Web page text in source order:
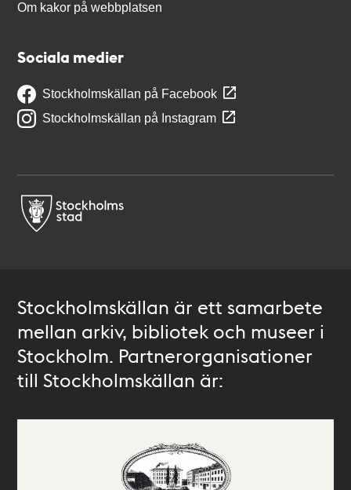
Om kakor på webbplatsen
Sociala medier
Stockholmskällan på Facebook
Stockholmskällan på Instagram
Stockholmskällan är ett samarbete
mellan arkiv, bibliotek och museer i
Stockholm. Partnerorganisationer
till Stockholmskällan är: